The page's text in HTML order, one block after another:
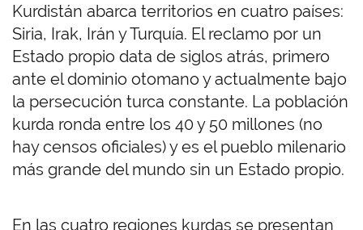
Kurdistán abarca territorios en cuatro países:
Siria, Irak, Irán y Turquía. El reclamo por un
Estado propio data de siglos atrás, primero
ante el dominio otomano y actualmente bajo
la persecución turca constante. La población
kurda ronda entre los 40 y 50 millones (no
hay censos oficiales) y es el pueblo milenario
más grande del mundo sin un Estado propio.
En las cuatro regiones kurdas se presentan